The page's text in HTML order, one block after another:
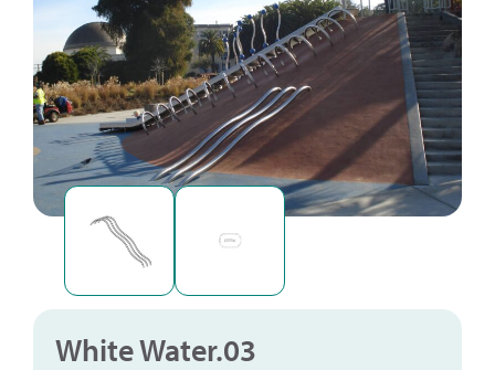
White Water.03